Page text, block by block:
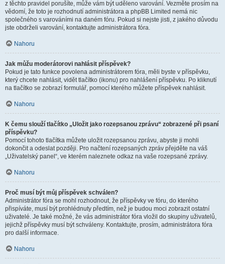
z těchto pravidel porušíte, může vám být uděleno varování. Vezměte prosím na
vědomí, že toto je rozhodnutí administrátora a phpBB Limited nemá nic
společného s varováními na daném fóru. Pokud si nejste jisti, z jakého důvodu
jste obdrželi varování, kontaktujte administrátora fóra.
Nahoru
Jak můžu moderátorovi nahlásit příspěvek?
Pokud je tato funkce povolena administrátorem fóra, měli byste v příspěvku,
který chcete nahlásit, vidět tlačítko (ikonu) pro nahlášení příspěvku. Po kliknutí
na tlačítko se zobrazí formulář, pomocí kterého můžete příspěvek nahlásit.
Nahoru
K čemu slouží tlačítko „Uložit jako rozepsanou zprávu“ zobrazené při psaní
příspěvku?
Pomocí tohoto tlačítka můžete uložit rozepsanou zprávu, abyste ji mohli
dokončit a odeslat později. Pro načtení rozepsaných zpráv přejděte na váš
„Uživatelský panel“, ve kterém naleznete odkaz na vaše rozepsané zprávy.
Nahoru
Proč musí být můj příspěvek schválen?
Administrátor fóra se mohl rozhodnout, že příspěvky ve fóru, do kterého
přispíváte, musí být prohlédnuty předtím, než je budou moci zobrazit ostatní
uživatelé. Je také možné, že vás administrátor fóra vložil do skupiny uživatelů,
jejichž příspěvky musí být schváleny. Kontaktujte, prosím, administrátora fóra
pro další informace.
Nahoru